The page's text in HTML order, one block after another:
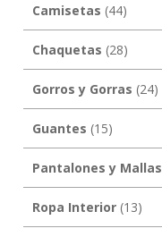
Camisetas (44)
Chaquetas (28)
Gorros y Gorras (24)
Guantes (15)
Pantalones y Mallas
Ropa Interior(13)